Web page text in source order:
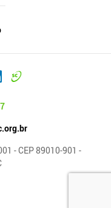
- CEP 89010-901 -